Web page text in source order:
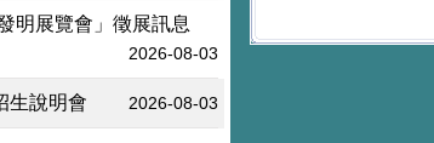
明展覽會」徵展訊息
2026-08-03
生說明會 2026-08-03